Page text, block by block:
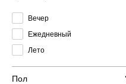
Вечер
Ежедневный
Лето
Пол